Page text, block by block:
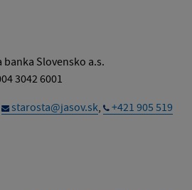
banka Slovensko a.s.
3042 6001
starosta@jasov.sk,
+421 905 519